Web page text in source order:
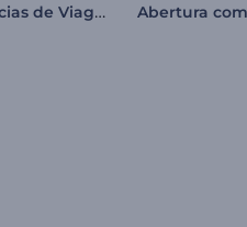
Experiências de Viagem